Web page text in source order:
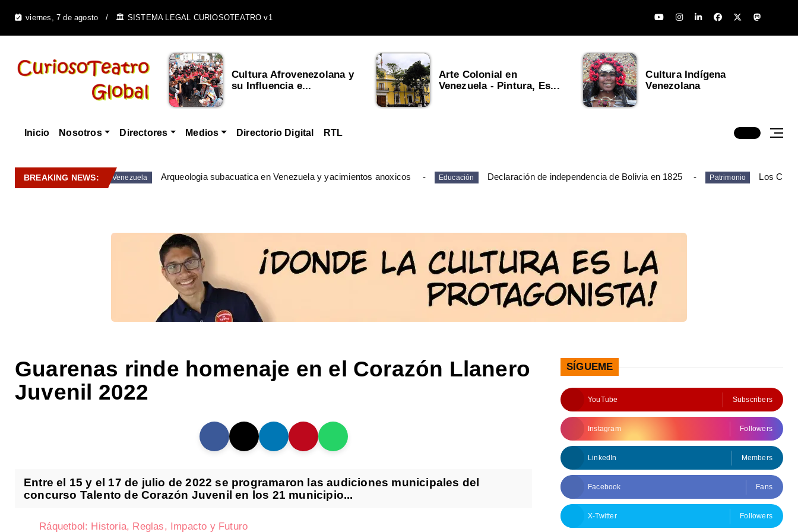
viernes, 7 de agosto 🏛️ SISTEMA LEGAL CURIOSOTEATRO v1
Cultura Afrovenezolana y
su Influencia e...
Arte Colonial en
Venezuela - Pintura, Es...
Cultura Indígena
Venezolana
Inicio Nosotros Directores Medios Directorio Digital RTL
BREAKING NEWS: Venezuela Arqueologia subacuatica en Venezuela y yacimientos anoxicos Educación Declaración de independencia de Bolivia en 1825 Patrimonio Los
Guarenas rinde homenaje en el Corazón Llanero
Juvenil 2022
Entre el 15 y el 17 de julio de 2022 se programaron las audiciones municipales del
concurso Talento de Corazón Juvenil en los 21 municipio...
Ráquetbol: Historia, Reglas, Impacto y Futuro
SÍGUEME
YouTube Subscribers
Instagram Followers
LinkedIn Members
Facebook Fans
X-Twitter Followers